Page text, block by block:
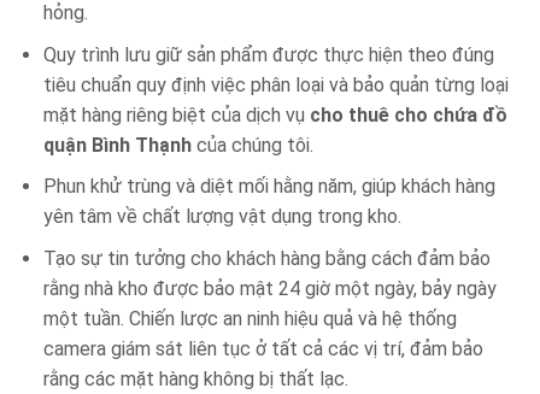
hỏng.
Quy trình lưu giữ sản phẩm được thực hiện theo đúng
tiêu chuẩn quy định việc phân loại và bảo quản từng loại
mặt hàng riêng biệt của dịch vụ cho thuê cho chứa đồ
quận Bình Thạnhcủa chúng tôi.
Phun khử trùng và diệt mối hằng năm, giúp khách hàng
yên tâm về chất lượng vật dụng trong kho.
Tạo sự tin tưởng cho khách hàng bằng cách đảm bảo
rằng nhà kho được bảo mật 24 giờ một ngày, bảy ngày
một tuần. Chiến lược an ninh hiệu quả và hệ thống
camera giám sát liên tục ở tất cả các vị trí, đảm bảo
rằng các mặt hàng không bị thất lạc.